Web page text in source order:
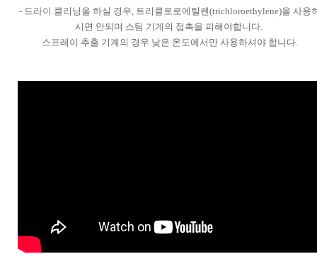
- 드라이 클리닝을 하실 경우, 트리클로로에틸렌(trichloroethylene)을 사용
시면 안되며 스팀 기계의 접촉을 피해야합니다.
스프레이 추출 기계의 경우 낮은 온도에서만 사용하셔야 합니다.